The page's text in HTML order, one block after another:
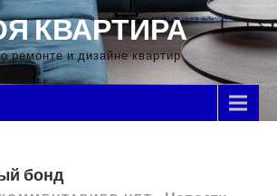
КВАРТИРА
ремонте и дизайне квартир
бонд